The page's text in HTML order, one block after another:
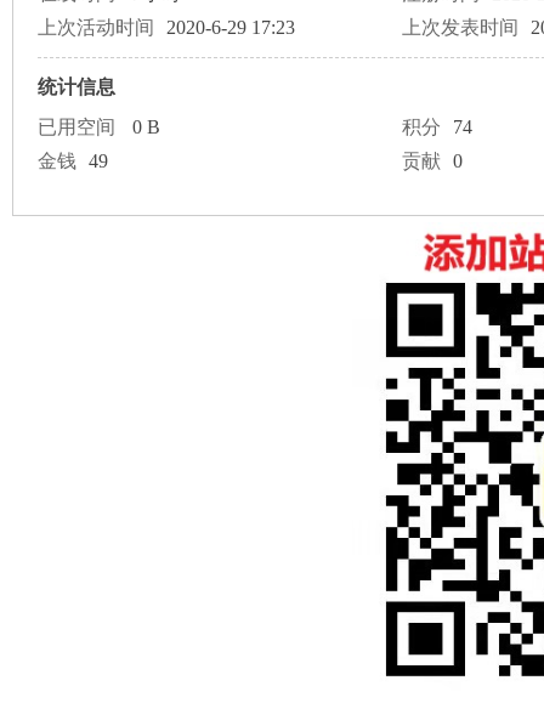
上次活动时间
2020-6-29 17:23 上次发表时间
统计信息
已用空间
0 B 积分
74
金钱
49 贡献 0